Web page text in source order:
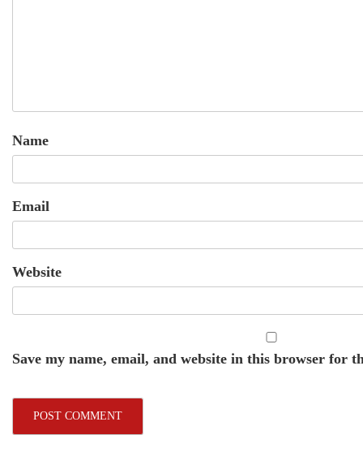
Name
Email
Website
Save my name, email, and website in this browser for